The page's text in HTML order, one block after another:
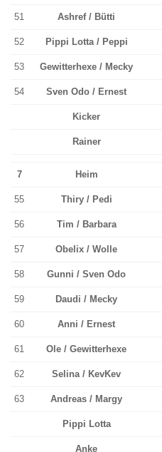
51 Ashref / Bütti
52 Pippi Lotta / Peppi
53 Gewitterhexe / Mecky
54 Sven Odo / Ernest
Kicker
Rainer
7 Heim
55 Thiry / Pedi
56 Tim / Barbara
57 Obelix / Wolle
58 Gunni / Sven Odo
59 Daudi / Mecky
60 Anni / Ernest
61 Ole / Gewitterhexe
62 Selina / KevKev
63 Andreas / Margy
Pippi Lotta
Anke